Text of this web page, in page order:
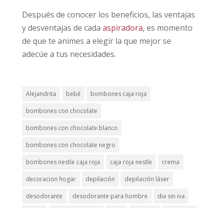
Después de conocer los beneficios, las ventajas
y desventajas de cada aspiradora, es momento
de que te animes a elegir la que mejor se
adecúe a tus necesidades.
Alejandrita bebé bombones caja roja
bombones con chocolate
bombones con chocolate blanco
bombones con chocolate negro
bombones nestle caja roja caja roja nestle crema
decoracion hogar depilación depilación láser
desodorante desodorante para hombre dia sin iva